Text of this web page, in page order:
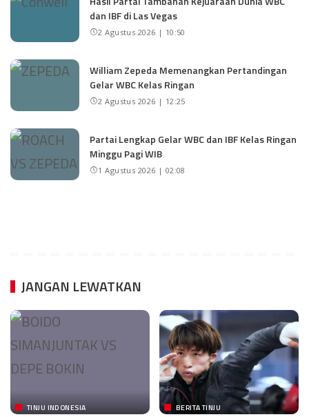
dan IBF di Las Vegas
2 Agustus 2026 | 10:50
William Zepeda Memenangkan Pertandingan
Gelar WBC Kelas Ringan
2 Agustus 2026 | 12:25
Partai Lengkap Gelar WBC dan IBF Kelas Ringan
Minggu Pagi WIB
1 Agustus 2026 | 02:08
JANGAN LEWATKAN
TINJU INDONESIA BERITA TINJU